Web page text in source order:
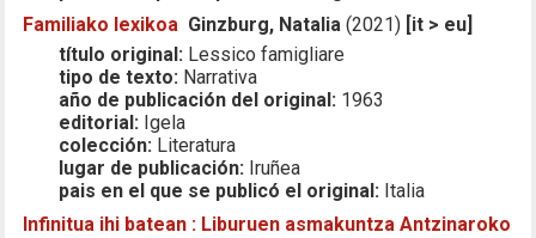
Familiako lexikoa Ginzburg, Natalia (2021) [it > eu]
título original: Lessico famigliare
tipo de texto: Narrativa
año de publicación del original: 1963
editorial: Igela
colección: Literatura
lugar de publicación: Iruñea
pais en el que se publicó el original: Italia
Infinitua ihi batean : Liburuen asmakuntza Antzinaroko